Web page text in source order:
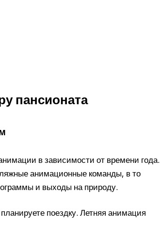
пансионата
в зависимости от времени года.
анимационные команды, в то
и выходы на природу.
поездку. Летняя анимация